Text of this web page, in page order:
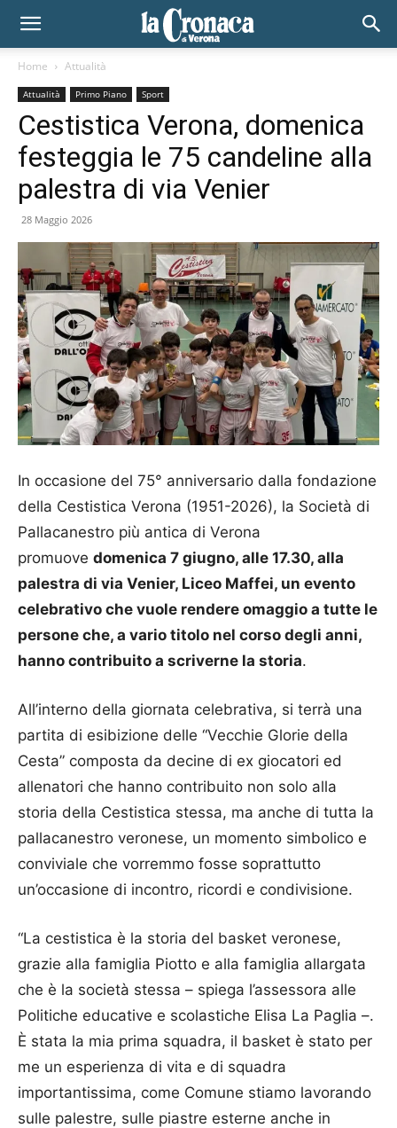
Home Attualità
Attualità Primo Piano Sport
Cestistica Verona, domenica
festeggia le 75 candeline alla
palestra di via Venier
28 Maggio 2026
In occasione del 75° anniversario dalla fondazione
della Cestistica Verona (1951-2026), la Società di
Pallacanestro più antica di Verona
promuove domenica 7 giugno, alle 17.30, alla
palestra di via Venier, Liceo Maffei, un evento
celebrativo che vuole rendere omaggio a tutte le
persone che, a vario titolo nel corso degli anni,
hanno contribuito a scriverne la storia.
All’interno della giornata celebrativa, si terrà una
partita di esibizione delle “Vecchie Glorie della
Cesta” composta da decine di ex giocatori ed
allenatori che hanno contribuito non solo alla
storia della Cestistica stessa, ma anche di tutta la
pallacanestro veronese, un momento simbolico e
conviviale che vorremmo fosse soprattutto
un’occasione di incontro, ricordi e condivisione.
“La cestistica è la storia del basket veronese,
grazie alla famiglia Piotto e alla famiglia allargata
che è la società stessa – spiega l’assessora alle
Politiche educative e scolastiche Elisa La Paglia –.
È stata la mia prima squadra, il basket è stato per
me un esperienza di vita e di squadra
importantissima, come Comune stiamo lavorando
sulle palestre, sulle piastre esterne anche in